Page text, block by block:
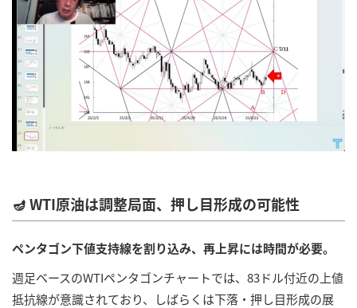
🪔 WTI原油は調整局面、押し目形成の可能性
ペンタゴン下値支持線を割り込み、再上昇には時間が必要。
週足ベースのWTIペンタゴンチャートでは、83ドル付近の上値
抵抗線が意識されており、しばらくは下落・押し目形成の展